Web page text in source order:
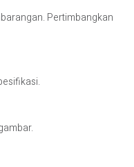
Pertimbangkan